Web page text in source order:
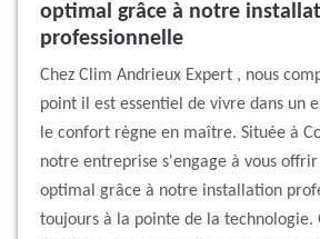
optimal grâce à notre
professionnelle
Chez Clim Andrieux Expert , nous
point il est essentiel de vivre dans un
le confort règne en maître. Située à
notre entreprise s'engage à vous
optimal grâce à notre installation
toujours à la pointe de la technologie.